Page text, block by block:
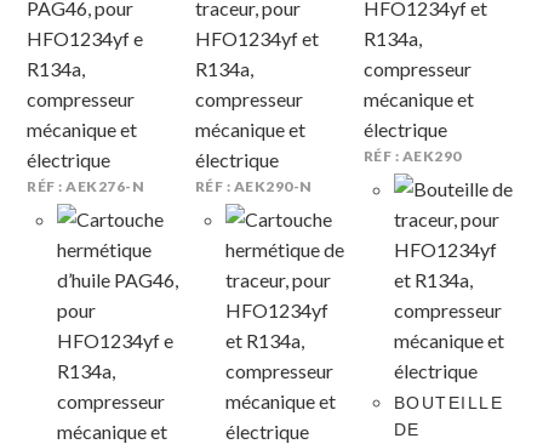
RÉF : AEK276-N RÉF : AEK290-N
RÉF : AEK290
BOUTEILLE
DE